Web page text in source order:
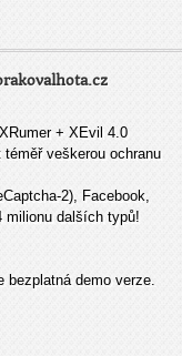
+ XEvil 4.0
veškerou ochranu
2), Facebook,
milionu dalších typů!
bezplatná demo verze.